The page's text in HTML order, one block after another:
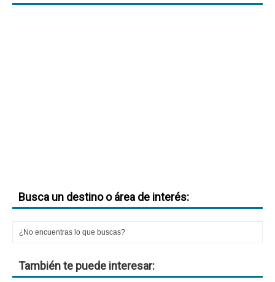
Busca un destino o área de interés:
También te puede interesar: